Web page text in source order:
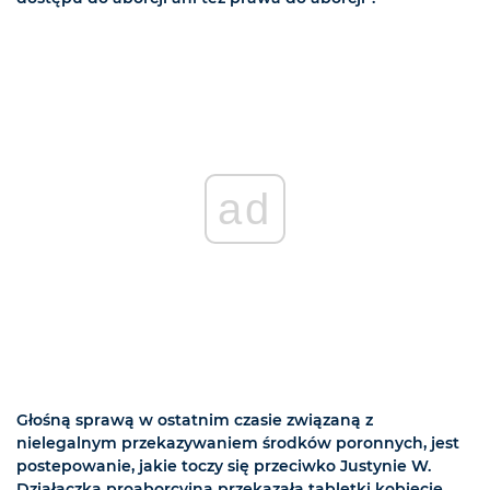
ad
Głośną sprawą w ostatnim czasie związaną z
nielegalnym przekazywaniem środków poronnych, jest
postepowanie, jakie toczy się przeciwko Justynie W.